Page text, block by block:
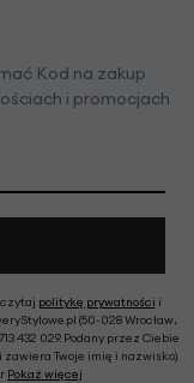
Kod na zakup
i promocjach
politykę prywatności i
(50-028 Wrocław,
432 029. Podany przez Ciebie
Twoje imię i nazwisko).
Pokaż więcej